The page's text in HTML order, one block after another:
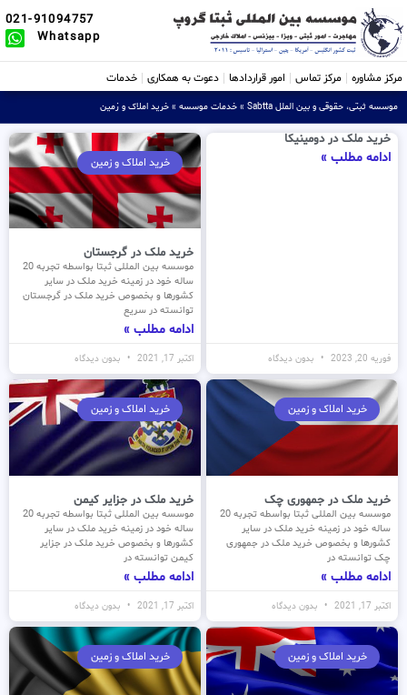
021-91094757
Whatsapp
مرکز مشاوره مرکز تماس امور قراردادها دعوت به همکاری خدمات
موسسه ثبتی، حقوقی و بین الملل Sabtta » خدمات موسسه » خرید املاک و زمین
خرید ملک در دومینیکا
ادامه مطلب »
فوریه 20, 2023 بدون دیدگاه
خرید املاک و زمین
خرید ملک در گرجستان
موسسه بین المللی ثبتا بواسطه تجربه 20
ساله خود در زمینه خرید ملک در سایر
کشورها و بخصوص خرید ملک در گرجستان
توانسته در سریع
ادامه مطلب »
اکتبر 17, 2021 بدون دیدگاه
خرید املاک و زمین
خرید ملک در جمهوری چک
موسسه بین المللی ثبتا بواسطه تجربه 20
ساله خود در زمینه خرید ملک در سایر
کشورها و بخصوص خرید ملک در جمهوری
چک توانسته در
ادامه مطلب »
اکتبر 17, 2021 بدون دیدگاه
خرید املاک و زمین
خرید ملک در جزایر کیمن
موسسه بین المللی ثبتا بواسطه تجربه 20
ساله خود در زمینه خرید ملک در سایر
کشورها و بخصوص خرید ملک در جزایر
کیمن توانسته در
ادامه مطلب »
اکتبر 17, 2021 بدون دیدگاه
خرید املاک و زمین خرید املاک و زمین